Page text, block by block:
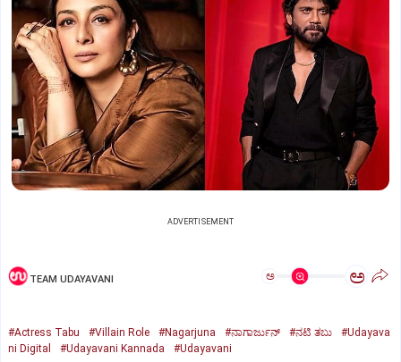
ADVERTISEMENT
TEAM UDAYAVANI ಅ ಅ
#Actress Tabu #Villain Role #Nagarjuna #ನಾಗಾರ್ಜುನ್‌ #ನಟಿ ತಬು
#Udayava
ni Digital
#Udayavani Kannada #Udayavani